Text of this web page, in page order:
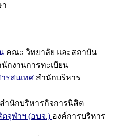
คณะ วิทยาลัย และสถาบัน
นักงานการทะเบียน
รสนเทศ สำนักบริหาร
สำนักบริหารกิจการนิสิต
จุฬาฯ (อบจ.) องค์การบริหาร